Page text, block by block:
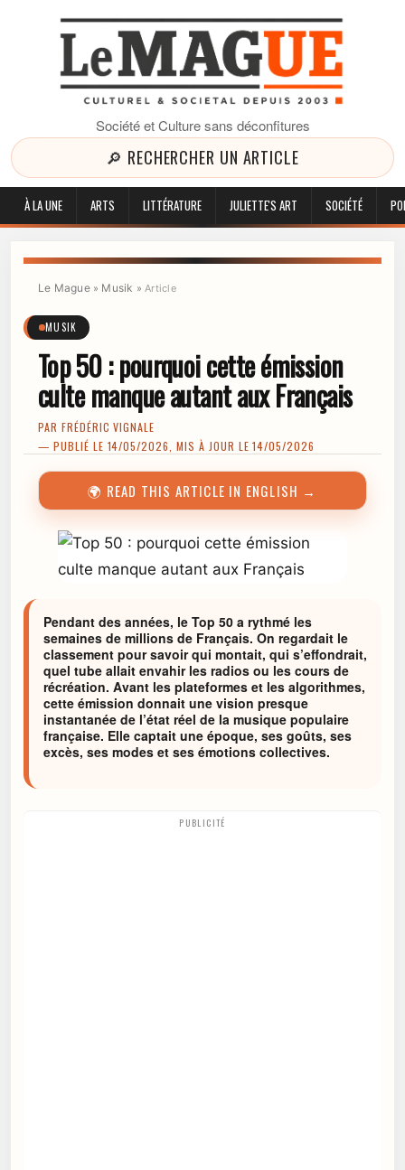
Société et Culture sans déconfitures
🔎 RECHERCHER UN ARTICLE
À LA UNE ARTS LITTÉRATURE JULIETTE'S ART SOCIÉTÉ
Le Mague» Musik »Article
MUSIK
Top 50 : pourquoi cette émission
culte manque autant aux Français
PAR FRÉDÉRIC VIGNALE
— PUBLIÉ LE 14/05/2026, MIS À JOUR LE 14/05/2026
🌍 READ THIS ARTICLE IN ENGLISH →
Pendant des années, le Top 50 a rythmé les
semaines de millions de Français. On regardait le
classement pour savoir qui montait, qui s’effondrait,
quel tube allait envahir les radios ou les cours de
récréation. Avant les plateformes et les algorithmes,
cette émission donnait une vision presque
instantanée de l’état réel de la musique populaire
française. Elle captait une époque, ses goûts, ses
excès, ses modes et ses émotions collectives.
PUBLICITÉ